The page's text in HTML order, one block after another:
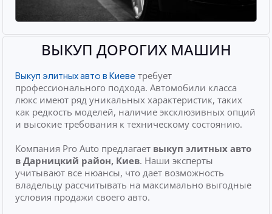
ВЫКУП ДОРОГИХ МАШИН
Выкуп элитных авто в Киеве требует
профессионального подхода. Автомобили класса
люкс имеют ряд уникальных характеристик, таких
как редкость моделей, наличие эксклюзивных опций
и высокие требования к техническому состоянию.
Компания Pro Auto предлагает выкуп элитных авто
в Дарницкий район, Киев. Наши эксперты
учитывают все нюансы, что дает возможность
владельцу рассчитывать на максимально выгодные
условия продажи своего авто.